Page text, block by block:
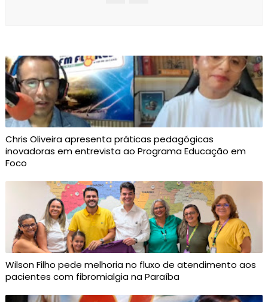
Chris Oliveira apresenta práticas pedagógicas
inovadoras em entrevista ao Programa Educação em
Foco
Wilson Filho pede melhoria no fluxo de atendimento aos
pacientes com fibromialgia na Paraíba